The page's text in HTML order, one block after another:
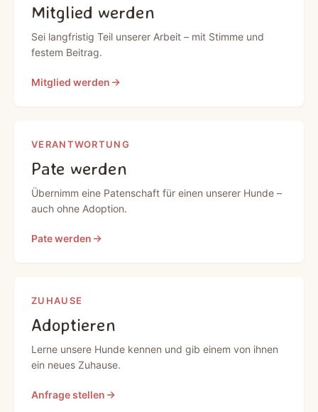
Mitglied werden
Sei langfristig Teil unserer Arbeit – mit Stimme und
festem Beitrag.
Mitglied werden
VERANTWORTUNG
Pate werden
Übernimm eine Patenschaft für einen unserer Hunde –
auch ohne Adoption.
Pate werden
ZUHAUSE
Adoptieren
Lerne unsere Hunde kennen und gib einem von ihnen
ein neues Zuhause.
Anfrage stellen